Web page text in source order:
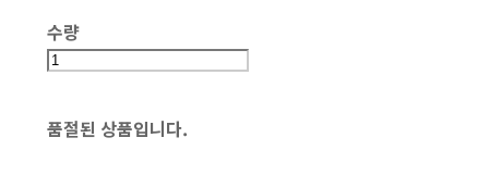
수량
품절된 상품입니다.